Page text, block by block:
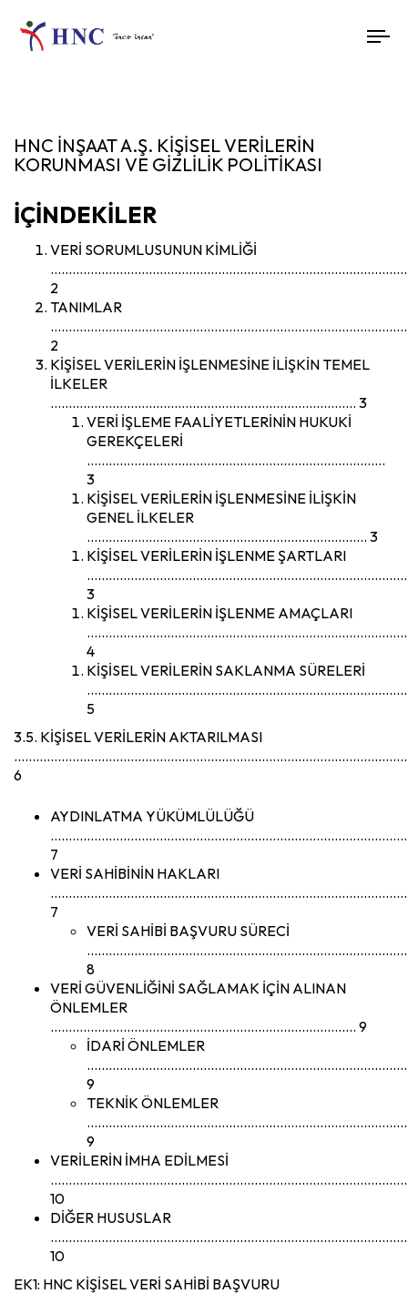
HNC İNŞAAT A.Ş. KİŞİSEL VERİLERİN
KORUNMASI VE GİZLİLİK POLİTİKASI
İÇİNDEKİLER
VERİ SORUMLUSUNUN KİMLİĞİ
2
TANIMLAR
2
KİŞİSEL VERİLERİN İŞLENMESİNE İLİŞKİN TEMEL
İLKELER
………………………………………………………………………… 3
VERİ İŞLEME FAALİYETLERİNİN HUKUKİ
GEREKÇELERİ
……………………………………………………………………….
3
KİŞİSEL VERİLERİN İŞLENMESİNE İLİŞKİN
GENEL İLKELER
………………………………………………………………….. 3
KİŞİSEL VERİLERİN İŞLENME ŞARTLARI
3
KİŞİSEL VERİLERİN İŞLENME AMAÇLARI
4
KİŞİSEL VERİLERİN SAKLANMA SÜRELERİ
5
3.5. KİŞİSEL VERİLERİN AKTARILMASI
6
AYDINLATMA YÜKÜMLÜLÜĞÜ
7
VERİ SAHİBİNİN HAKLARI
7
VERİ SAHİBİ BAŞVURU SÜRECİ
8
VERİ GÜVENLİĞİNİ SAĞLAMAK İÇİN ALINAN
ÖNLEMLER
………………………………………………………………………… 9
İDARİ ÖNLEMLER
9
TEKNİK ÖNLEMLER
9
VERİLERİN İMHA EDİLMESİ
10
DİĞER HUSUSLAR
10
EK1: HNC KİŞİSEL VERİ SAHİBİ BAŞVURU